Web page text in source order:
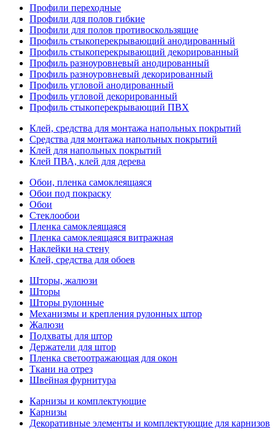
Профили переходные
Профили для полов гибкие
Профили для полов противоскользящие
Профиль стыкоперекрывающий анодированный
Профиль стыкоперекрывающий декорированный
Профиль разноуровневый анодированный
Профиль разноуровневый декорированный
Профиль угловой анодированный
Профиль угловой декорированный
Профиль стыкоперекрывающий ПВХ
Клей, средства для монтажа напольных покрытий
Средства для монтажа напольных покрытий
Клей для напольных покрытий
Клей ПВА, клей для дерева
Обои, пленка самоклеящаяся
Обои под покраску
Обои
Стеклообои
Пленка самоклеящаяся
Пленка самоклеящаяся витражная
Наклейки на стену
Клей, средства для обоев
Шторы, жалюзи
Шторы
Шторы рулонные
Механизмы и крепления рулонных штор
Жалюзи
Подхваты для штор
Держатели для штор
Пленка светоотражающая для окон
Ткани на отрез
Швейная фурнитура
Карнизы и комплектующие
Карнизы
Декоративные элементы и комплектующие для карнизов